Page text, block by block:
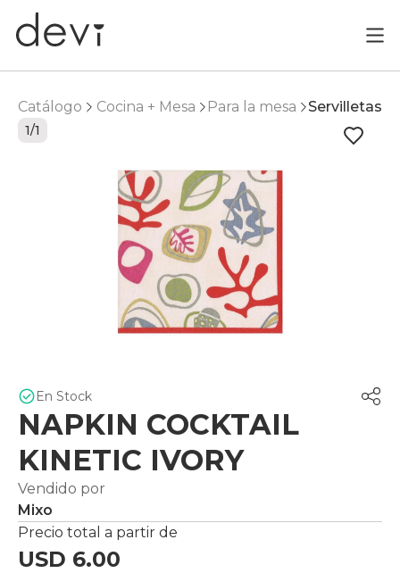
Catálogo Cocina + Mesa Para la mesa Servilletas
1/1
En Stock
NAPKIN COCKTAIL
KINETIC IVORY
Vendido por
Mixo
Precio total a partir de
USD 6.00